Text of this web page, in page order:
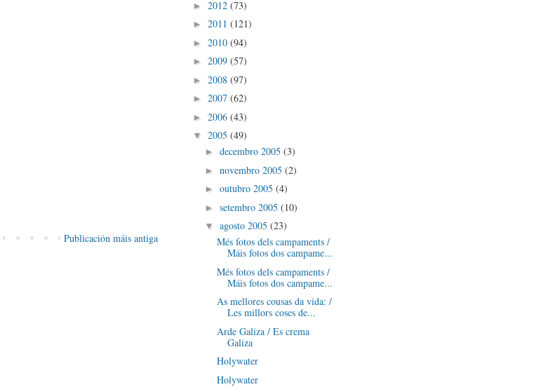
Publicación máis antiga
► 2012 (73)
► 2011 (121)
► 2010 (94)
► 2009 (57)
► 2008 (97)
► 2007 (62)
► 2006 (43)
▼ 2005 (49)
► decembro 2005 (3)
► novembro 2005 (2)
► outubro 2005 (4)
► setembro 2005 (10)
▼ agosto 2005 (23)
Més fotos dels campaments /
Máis fotos dos campame...
Més fotos dels campaments /
Máis fotos dos campame...
As mellores cousas da vida: /
Les millors coses de...
Arde Galiza / Es crema
Galiza
Holywater
Holywater